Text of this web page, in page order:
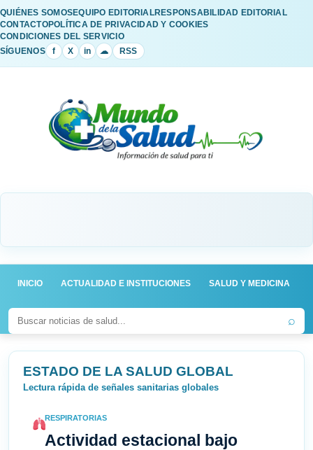
QUIÉNES SOMOSEQUIPO EDITORIALRESPONSABILIDAD EDITORIAL
CONTACTOPOLÍTICA DE PRIVACIDAD Y COOKIES
CONDICIONES DEL SERVICIO
SÍGUENOS
f X in ☁ RSS
INICIO ACTUALIDAD E INSTITUCIONES SALUD Y MEDICINA
⌕
ESTADO DE LA SALUD GLOBAL
Lectura rápida de señales sanitarias globales
RESPIRATORIAS
Actividad estacional bajo